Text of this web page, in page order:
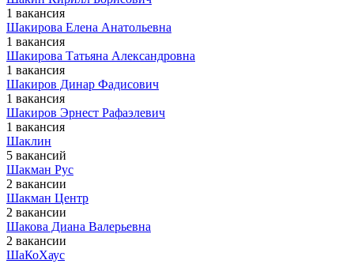
1 вакансия
Шакирова Елена Анатольевна
1 вакансия
Шакирова Татьяна Александровна
1 вакансия
Шакиров Динар Фадисович
1 вакансия
Шакиров Эрнест Рафаэлевич
1 вакансия
Шаклин
5 вакансий
Шакман Рус
2 вакансии
Шакман Центр
2 вакансии
Шакова Диана Валерьевна
2 вакансии
ШаКоХаус